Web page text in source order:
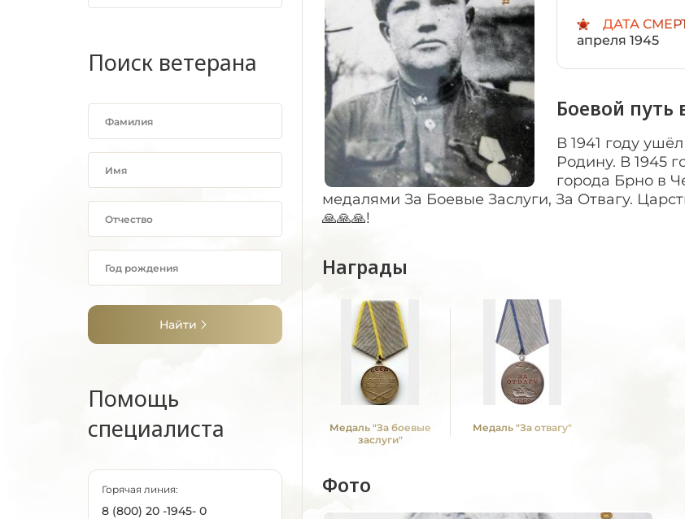
Поиск ветерана
Найти
Помощь
специалиста
Горячая линия:
8 (800) 20 -1945- 0
ДАТА
апреля 1945
Боевой путь
В 1941 году
Родину. В 1945
города Брно в
медалями За Боевые Заслуги, За Отвагу.
🙏🙏🙏!
Награды
Медаль "За боевые
заслуги"
Медаль "За отвагу"
Фото